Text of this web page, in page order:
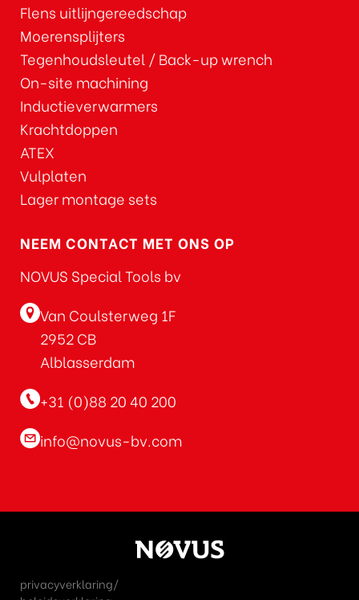
Flens uitlijngereedschap
Moerensplijters
Tegenhoudsleutel / Back-up wrench
On-site machining
Inductieverwarmers
Krachtdoppen
ATEX
Vulplaten
Lager montage sets
NEEM CONTACT MET ONS OP
NOVUS Special Tools bv
Van Coulsterweg 1F
2952 CB
Alblasserdam
+31 (0)88 20 40 200
info@novus-bv.com
privacyverklaring/